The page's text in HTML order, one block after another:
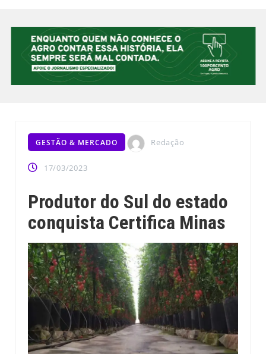
GESTÃO & MERCADO Redação
17/03/2023
Produtor do Sul do estado
conquista Certifica Minas